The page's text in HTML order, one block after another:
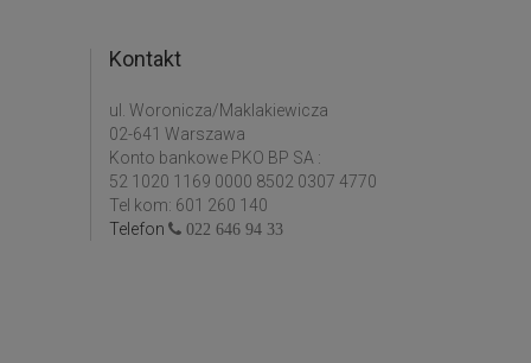
Kontakt
ul. Woronicza/Maklakiewicza
02-641 Warszawa
Konto bankowe PKO BP SA :
52 1020 1169 0000 8502 0307 4770
Tel kom: 601 260 140
Telefon
022 646 94 33